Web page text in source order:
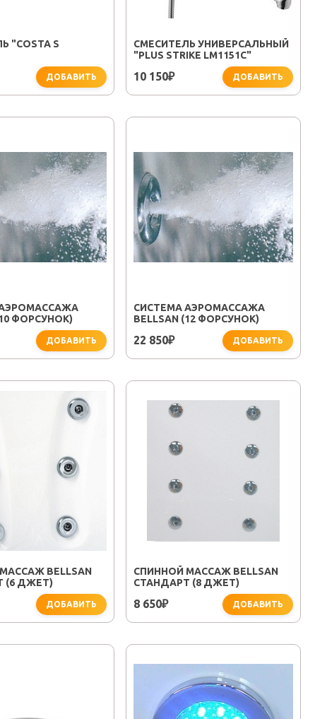
"COSTA S
ДОБАВИТЬ
СМЕСИТЕЛЬ УНИВЕРСАЛЬНЫЙ
"PLUS STRIKE LM1151C"
10 150₽ ДОБАВИТЬ
ФОРСУНОК)
ДОБАВИТЬ
СИСТЕМА АЭРОМАССАЖА
BELLSAN (12 ФОРСУНОК)
22 850₽ ДОБАВИТЬ
BELLSAN
(6 ДЖЕТ)
ДОБАВИТЬ
СПИННОЙ МАССАЖ BELLSAN
СТАНДАРТ (8 ДЖЕТ)
8 650₽ ДОБАВИТЬ